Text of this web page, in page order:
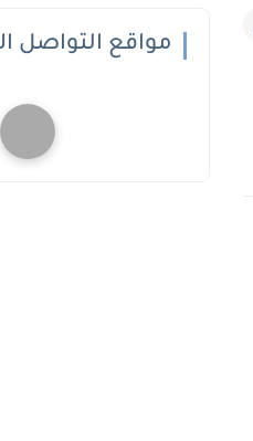
مواقع التواصل